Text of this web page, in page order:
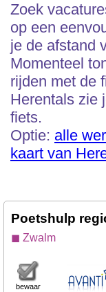
Zoek
op een
je de afstand
Momenteel
rijden met de
Herentals zie
fiets.
Optie: alle
kaart van
Poetshulp
◼ Zwalm
bewaar